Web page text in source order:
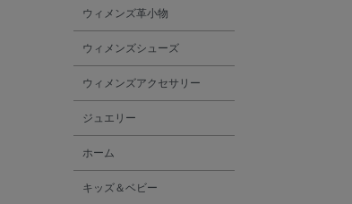
ALPO
ALTEA
AMOMENTO
ウィメンズ革小物
ウィメンズシューズ
ウィメンズアクセサリー
ジュエリー
ホーム
キッズ＆ベビー